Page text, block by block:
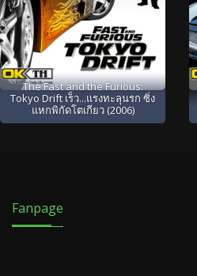
The Fast and the Furious:
Tokyo Drift เร็ว...แรงทะลุนรก ซิ่ง
แหกพิกัดโตเกียว (2006)
Fanpage